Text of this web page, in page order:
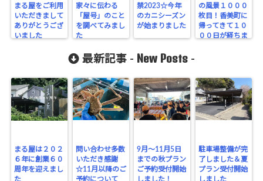
まる屋をご利用
いただきまして
ありがとうござ
いました
家々に伝わる
「屋号」のこと
を調べてみまし
た
禁2023☆今年
のカニシーズン
が始まりました
の風景１０００
枚目！香美町に
帰ってきて１０
００日が経ちま
最新記事 - New Posts -
まる屋は２０２
６年に創業６０
周年を迎えまし
た
問い合わせ多数
いただき感謝
☆11月以降のご
予約について
9月～11月5日
までの秋プラン
ご予約受付開始
しました！
駐車場整備が完
了しました＆夏
プラン受付開始
しました